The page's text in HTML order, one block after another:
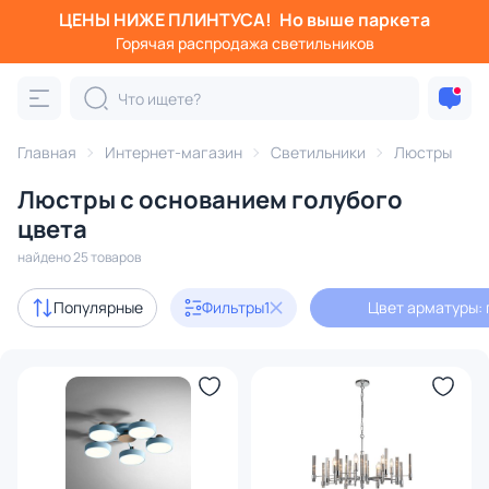
ЦЕНЫ НИЖЕ ПЛИНТУСА! Но выше паркета
Горячая распродажа светильников
Главная Интернет-магазин Светильники Люстры
Люстры с основанием голубого
цвета
найдено 25 товаров
Популярные Фильтры1 Цвет арматуры:
Фильтры
Категория:
подвесные потолочные светодиодные
Акции 4
с 3D-моделями
Дизайнерский свет
В наличии 25